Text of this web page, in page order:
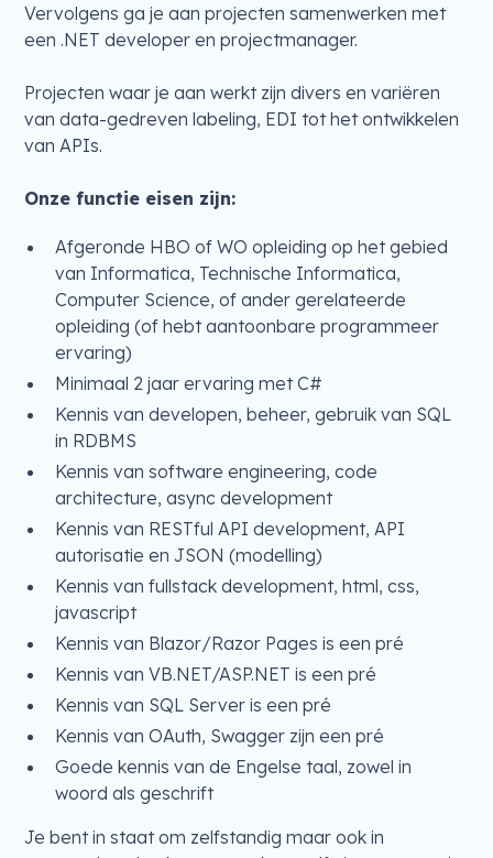
Vervolgens ga je aan projecten samenwerken met
een .NET developer en projectmanager.
Projecten waar je aan werkt zijn divers en variëren
van data-gedreven labeling, EDI tot het ontwikkelen
van APIs.
Onze functie eisen zijn:
Afgeronde HBO of WO opleiding op het gebied
van Informatica, Technische Informatica,
Computer Science, of ander gerelateerde
opleiding (of hebt aantoonbare programmeer
ervaring)
Minimaal 2 jaar ervaring met C#
Kennis van developen, beheer, gebruik van SQL
in RDBMS
Kennis van software engineering, code
architecture, async development
Kennis van RESTful API development, API
autorisatie en JSON (modelling)
Kennis van fullstack development, html, css,
javascript
Kennis van Blazor/Razor Pages is een pré
Kennis van VB.NET/ASP.NET is een pré
Kennis van SQL Server is een pré
Kennis van OAuth, Swagger zijn een pré
Goede kennis van de Engelse taal, zowel in
woord als geschrift
Je bent in staat om zelfstandig maar ook in